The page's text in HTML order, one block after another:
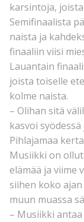
karsintoja,
Semifinaalista
naista ja
finaaliin viisi
Lauantain
joista toiselle
kolme naista.
– Olihan sitä
kasvoi
Pihlajamaa
Musiikki on
elämää ja viime
siihen koko
muun muassa
– Musiikki